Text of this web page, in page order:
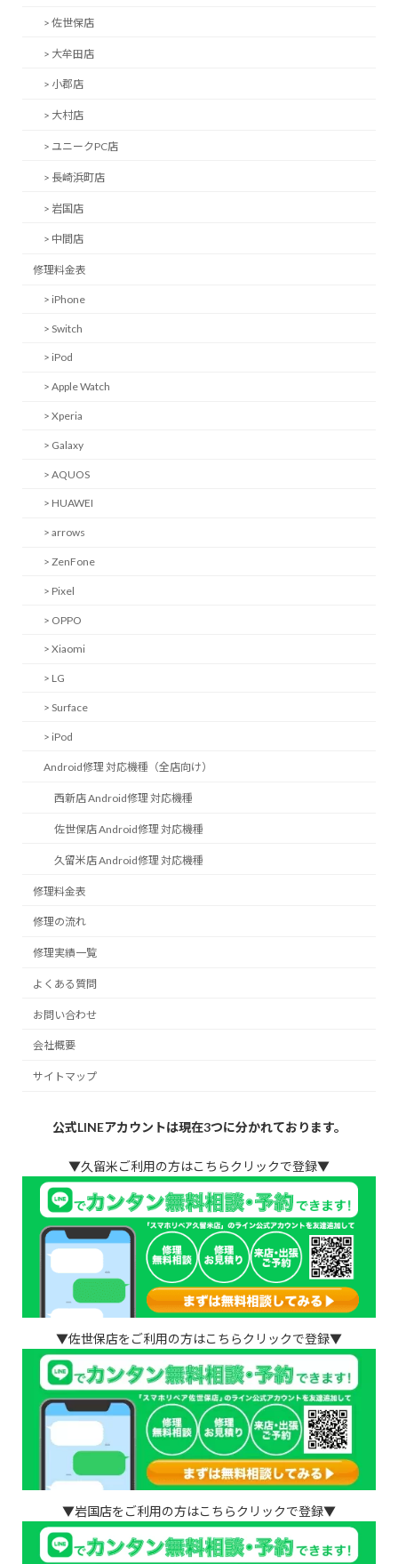
> 佐世保店
> 大牟田店
> 小郡店
> 大村店
> ユニークPC店
> 長崎浜町店
> 岩国店
> 中間店
修理料金表
> iPhone
> Switch
> iPod
> Apple Watch
> Xperia
> Galaxy
> AQUOS
> HUAWEI
> arrows
> ZenFone
> Pixel
> OPPO
> Xiaomi
> LG
> Surface
> iPod
Android修理 対応機種（全店向け）
西新店 Android修理 対応機種
佐世保店 Android修理 対応機種
久留米店 Android修理 対応機種
修理料金表
修理の流れ
修理実績一覧
よくある質問
お問い合わせ
会社概要
サイトマップ
公式LINEアカウントは現在3つに分かれております。
▼久留米ご利用の方はこちらクリックで登録▼
▼佐世保店をご利用の方はこちらクリックで登録▼
▼岩国店をご利用の方はこちらクリックで登録▼